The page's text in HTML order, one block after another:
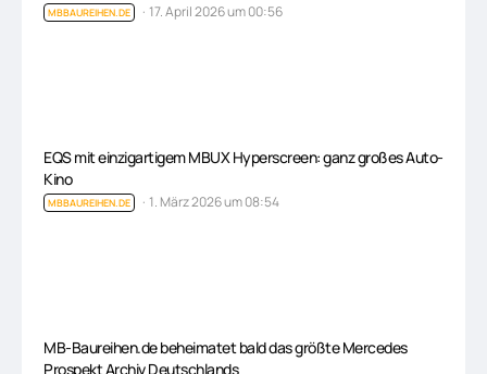
MBBAUREIHEN.DE 17. April 2026 um 00:56
EQS mit einzigartigem MBUX Hyperscreen: ganz großes Auto-
Kino
MBBAUREIHEN.DE 1. März 2026 um 08:54
MB-Baureihen.de beheimatet bald das größte Mercedes
Prospekt Archiv Deutschlands